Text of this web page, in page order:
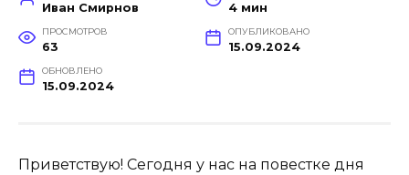
Иван Смирнов 4 мин
ПРОСМОТРОВ
63
ОПУБЛИКОВАНО
15.09.2024
ОБНОВЛЕНО
15.09.2024
Приветствую! Сегодня у нас на повестке дня